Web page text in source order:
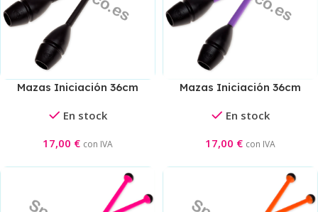
Mazas Iniciación 36cm
En stock
17,00 € con IVA
Mazas Iniciación 36cm
En stock
17,00 € con IVA